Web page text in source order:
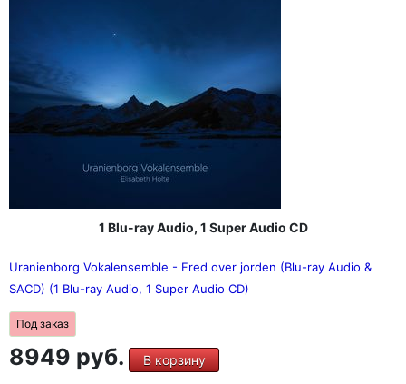
1 Blu-ray Audio, 1 Super Audio CD
Uranienborg Vokalensemble - Fred over jorden (Blu-ray Audio &
SACD) (1 Blu-ray Audio, 1 Super Audio CD)
Под заказ
8949 руб. В корзину